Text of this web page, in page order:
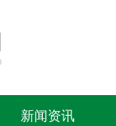
新闻资讯